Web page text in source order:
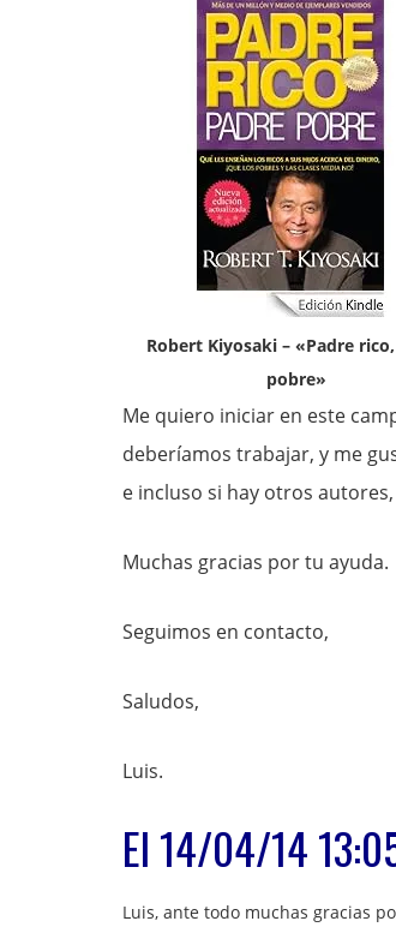
Robert Kiyosaki – «Padre
pobre»
Me quiero iniciar en este
deberíamos trabajar, y me
e incluso si hay otros
Muchas gracias por tu ayuda.
Seguimos en contacto,
Saludos,
Luis.
El 14/04/14
Luis, ante todo muchas gracias